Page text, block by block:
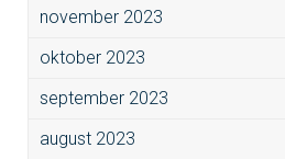
november 2023
oktober 2023
september 2023
august 2023